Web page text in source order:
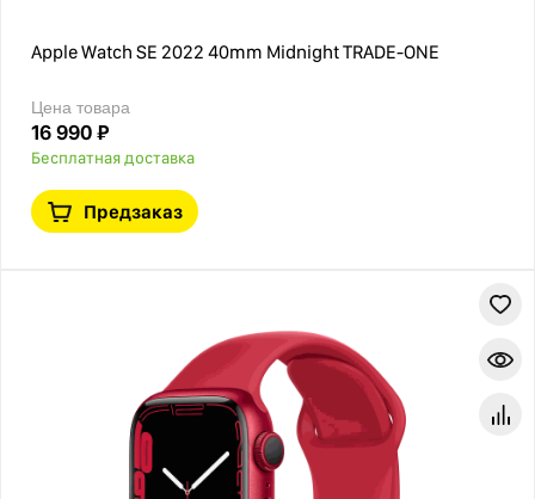
Apple Watch SE 2022 40mm Midnight TRADE-ONE
Цена товара
16 990 ₽
Бесплатная доставка
Предзаказ